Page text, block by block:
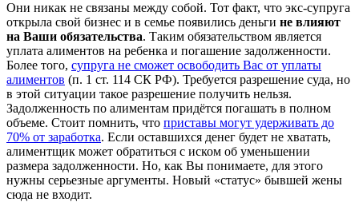
Они никак не связаны между собой. Тот факт, что экс-супруга
открыла свой бизнес и в семье появились деньги не влияют
на Ваши обязательства. Таким обязательством является
уплата алиментов на ребенка и погашение задолженности.
Более того, супруга не сможет освободить Вас от уплаты
алиментов (п. 1 ст. 114 СК РФ). Требуется разрешение суда, но
в этой ситуации такое разрешение получить нельзя.
Задолженность по алиментам придётся погашать в полном
объеме. Стоит помнить, что приставы могут удерживать до
70% от заработка. Если оставшихся денег будет не хватать,
алиментщик может обратиться с иском об уменьшении
размера задолженности. Но, как Вы понимаете, для этого
нужны серьезные аргументы. Новый «статус» бывшей жены
сюда не входит.